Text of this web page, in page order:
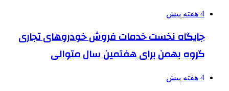
4 هفته پیش
جایگاه نخست خدمات فروش خودروهای تجاری
گروه بهمن برای هفتمین سال متوالی
4 هفته پیش